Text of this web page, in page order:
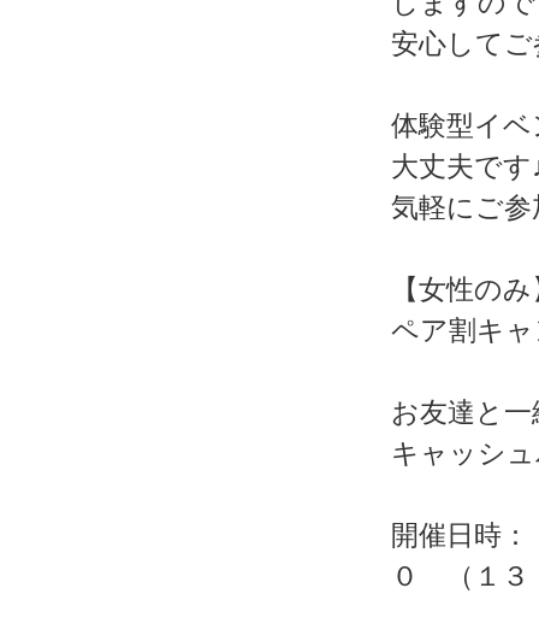
安心して
体験型イ
大丈夫です
気軽にご
【女性の
ペア割キ
お友達と
キャッシ
開催日時
０ （１３